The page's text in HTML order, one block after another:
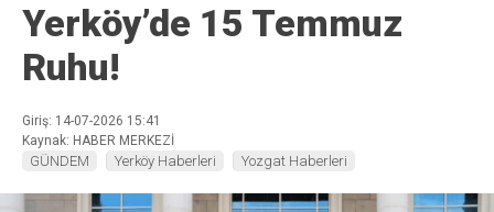
Yerköy’de 15 Temmuz
Ruhu!
Giriş: 14-07-2026 15:41
Kaynak: HABER MERKEZİ
GÜNDEM Yerköy Haberleri Yozgat Haberleri